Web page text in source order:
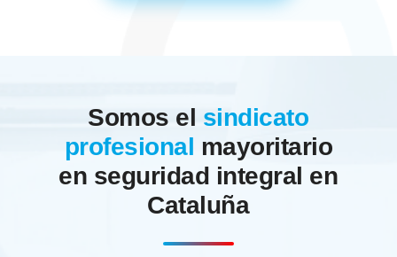
Somos el sindicato
profesional mayoritario
en seguridad integral en
Cataluña